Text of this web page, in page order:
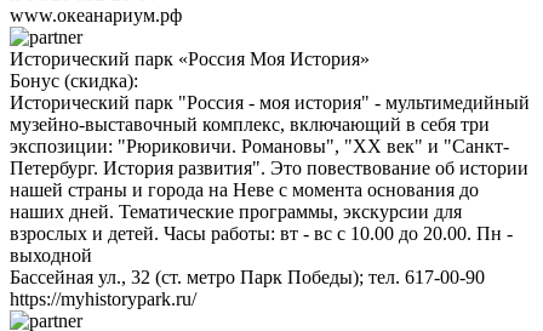
www.океанариум.рф
Исторический парк «Россия Моя История»
Бонус (скидка):
Исторический парк "Россия - моя история" - мультимедийный
музейно-выставочный комплекс, включающий в себя три
экспозиции: "Рюриковичи. Романовы", "ХХ век" и "Санкт-
Петербург. История развития". Это повествование об истории
нашей страны и города на Неве с момента основания до
наших дней. Тематические программы, экскурсии для
взрослых и детей. Часы работы: вт - вс с 10.00 до 20.00. Пн -
выходной
Бассейная ул., 32 (ст. метро Парк Победы); тел. 617-00-90
https://myhistorypark.ru/